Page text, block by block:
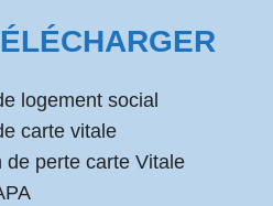
logement social
carte vitale
de perte carte Vitale